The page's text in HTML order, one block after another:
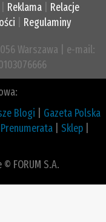
Reklama
Relacje
Regulaminy
Warszawa | e-mail:
Blogi
Gazeta Polska
Prenumerata Sklep
FORUM S.A.